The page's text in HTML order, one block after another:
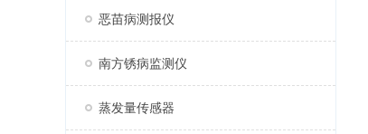
恶苗病测报仪
南方锈病监测仪
蒸发量传感器